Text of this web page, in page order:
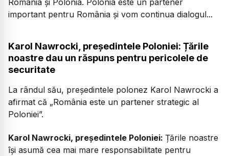
România și Polonia. Polonia este un partener
important pentru România și vom continua dialogul...
Karol Nawrocki, președintele Poloniei: Țările
noastre dau un răspuns pentru pericolele de
securitate
La rândul său, președintele polonez Karol Nawrocki a
afirmat că „România este un partener strategic al
Poloniei”.
Karol Nawrocki, președintele Poloniei: Țările noastre
își asumă cea mai mare responsabilitate pentru